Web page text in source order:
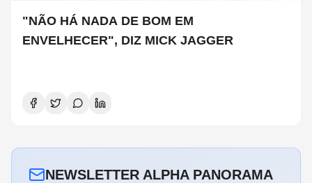
"NÃO HÁ NADA DE BOM EM
ENVELHECER", DIZ MICK JAGGER
NEWSLETTER ALPHA PANORAMA